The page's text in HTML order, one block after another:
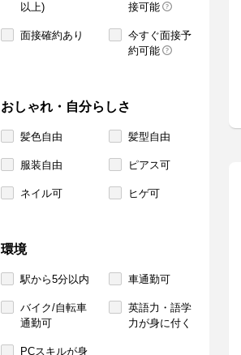
以上)
接可能
面接確約あり
今すぐ面接予
約可能
おしゃれ・自分らしさ
髪色自由 髪型自由
服装自由 ピアス可
ネイル可 ヒゲ可
環境
駅から5分以内 車通勤可
バイク/自転車
通勤可
英語力・語学
力が身に付く
PCスキルが身